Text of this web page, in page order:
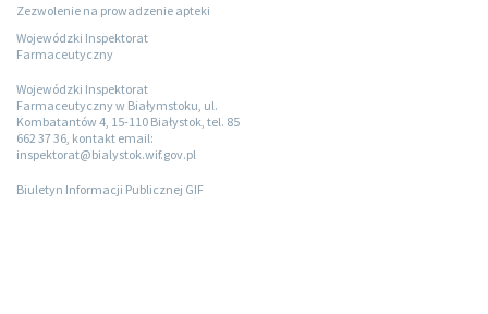
Zezwolenie na prowadzenie apteki
Wojewódzki Inspektorat
Farmaceutyczny
Wojewódzki Inspektorat
Farmaceutyczny w Białymstoku, ul.
Kombatantów 4, 15-110 Białystok, tel. 85
662 37 36, kontakt email:
inspektorat@bialystok.wif.gov.pl
Biuletyn Informacji Publicznej GIF